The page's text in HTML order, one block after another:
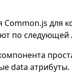
Common.js для
по следующей
data атрибуты.